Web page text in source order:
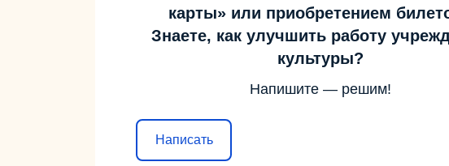
карты» или приобретением
Знаете, как улучшить работу
культуры?
Напишите — решим!
Написать